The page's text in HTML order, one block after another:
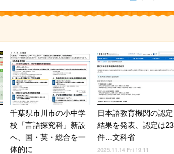
千葉県市川市の小中学
校「言語探究科」新設
へ、国・英・総合を一
体的に
日本語教育機関の認定
結果を発表、認定は23
件…文科省
2025.11.14 Fri 19:11